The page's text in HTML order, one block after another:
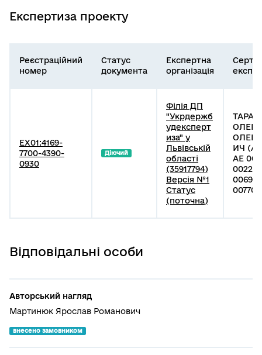
Експертиза проекту
Реєстраційний
номер
Статус
документа
Експертна
організація
EX01:4169-
7700-4390-
0930
Діючий
Філія ДП
"Укрдержб
удексперт
иза" у
Львівській
області
(35917794)
Версія №1
Статус
(поточна)
ИЧ (АЕ
АЕ
007701
Відповідальні особи
Авторський нагляд
Мартинюк Ярослав Романович
внесено замовником